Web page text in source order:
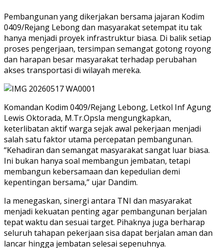
Pembangunan yang dikerjakan bersama jajaran Kodim
0409/Rejang Lebong dan masyarakat setempat itu tak
hanya menjadi proyek infrastruktur biasa. Di balik setiap
proses pengerjaan, tersimpan semangat gotong royong
dan harapan besar masyarakat terhadap perubahan
akses transportasi di wilayah mereka.
Komandan Kodim 0409/Rejang Lebong, Letkol Inf Agung
Lewis Oktorada, M.Tr.Opsla mengungkapkan,
keterlibatan aktif warga sejak awal pekerjaan menjadi
salah satu faktor utama percepatan pembangunan.
“Kehadiran dan semangat masyarakat sangat luar biasa.
Ini bukan hanya soal membangun jembatan, tetapi
membangun kebersamaan dan kepedulian demi
kepentingan bersama,” ujar Dandim.
Ia menegaskan, sinergi antara TNI dan masyarakat
menjadi kekuatan penting agar pembangunan berjalan
tepat waktu dan sesuai target. Pihaknya juga berharap
seluruh tahapan pekerjaan sisa dapat berjalan aman dan
lancar hingga jembatan selesai sepenuhnya.